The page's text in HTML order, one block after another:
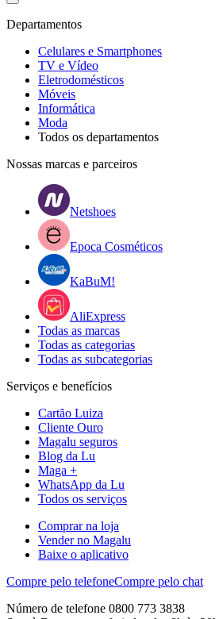
Departamentos
Celulares e Smartphones
TV e Vídeo
Eletrodomésticos
Móveis
Informática
Moda
Todos os departamentos
Nossas marcas e parceiros
Netshoes
Epoca Cosméticos
KaBuM!
AliExpress
Todas as marcas
Todas as categorias
Todas as subcategorias
Serviços e benefícios
Cartão Luiza
Cliente Ouro
Magalu seguros
Blog da Lu
Maga +
WhatsApp da Lu
Todos os serviços
Comprar na loja
Vender no Magalu
Baixe o aplicativo
Compre pelo telefoneCompre pelo chat
Número de telefone 0800 773 3838